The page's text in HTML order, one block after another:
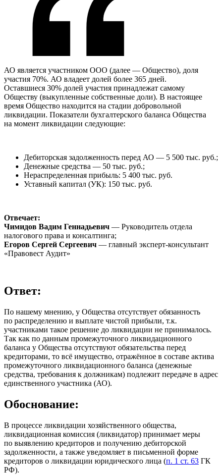
АО является участником ООО (далее — Общество), доля
участия 70%. АО владеет долей более 365 дней.
Оставшиеся 30% долей участия принадлежат самому
Обществу (выкупленные собственные доли). В настоящее
время Общество находится на стадии добровольной
ликвидации. Показатели бухгалтерского баланса Общества
на момент ликвидации следующие:
Дебиторская задолженность перед АО — 5 500 тыс. руб.;
Денежные средства — 50 тыс. руб.;
Нераспределенная прибыль: 5 400 тыс. руб.
Уставный капитал (УК): 150 тыс. руб.
Отвечает:
Чимидов Вадим Геннадьевич — Руководитель отдела
налогового права и консалтинга;
Егоров Сергей Сергеевич — главный эксперт-консультант
«Правовест Аудит»
Ответ:
По нашему мнению, у Общества отсутствует обязанность
по распределению и выплате чистой прибыли, т.к.
участниками такое решение до ликвидации не принималось.
Так как по данным промежуточного ликвидационного
баланса у Общества отсутствуют обязательства перед
кредиторами, то всё имущество, отражённое в составе актива
промежуточного ликвидационного баланса (денежные
средства, требования к должникам) подлежит передаче в адрес
единственного участника (АО).
Обоснование:
В процессе ликвидации хозяйственного общества,
ликвидационная комиссия (ликвидатор) принимает меры
по выявлению кредиторов и получению дебиторской
задолженности, а также уведомляет в письменной форме
кредиторов о ликвидации юридического лица (п. 1 ст. 63 ГК
РФ).